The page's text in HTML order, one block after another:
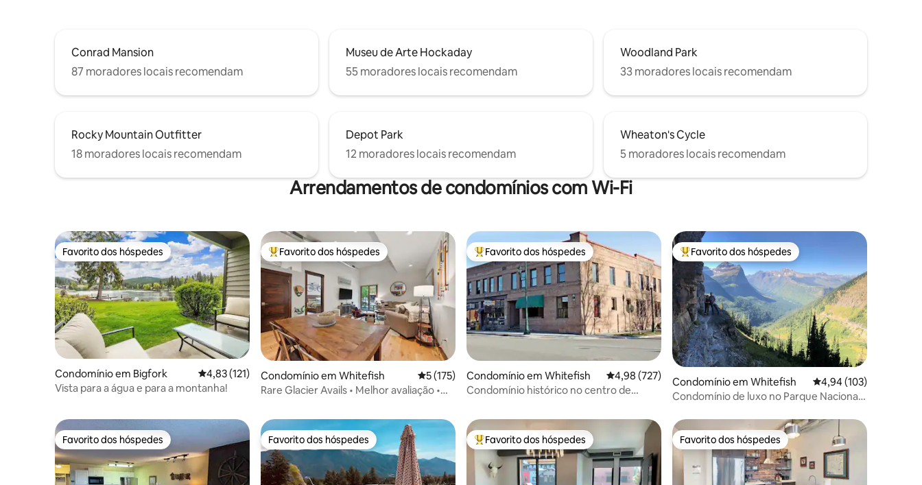
Conrad Mansion
87 moradores locais recomendam
Museu de Arte Hockaday
55 moradores locais recomendam
Woodland Park
33 moradores locais recomendam
Rocky Mountain Outfitter
18 moradores locais recomendam
Depot Park
12 moradores locais recomendam
Wheaton's Cycle
5 moradores locais recomendam
Arrendamentos de condomínios com Wi-Fi
Favorito dos hóspedes
Favorito dos hóspedes
Condomínio em Bigfork Classificação média de 4,83 em 5 estrelas, 121avaliações
4,83 (121)
Vista para a água e para a montanha!
Favoritos dos hóspedes mais apreciados
Favorito dos hóspedes
Condomínio em Whitefish Classificação média de 5 em 5 estrelas, 175avaliações
5 (175)
Rare Glacier Avails • Melhor avaliação •
Favoritos dos hóspedes mais apreciados
Favorito dos hóspedes
Condomínio em Whitefish Classificação média de 4,98 em 5 estrelas, 727avaliações
4,98 (727)
Condomínio histórico no centro de
Favoritos dos hóspedes mais apreciados
Favorito dos hóspedes
Condomínio em Whitefish Classificação média
4,94 (103)
Condomínio de luxo no Parque Nacional
Favorito dos hóspedes
Favorito dos hóspedes Favorito dos hóspedes
Favorito dos hóspedes Favoritos dos hóspedes mais apreciados
Favorito dos hóspedes Favorito dos hóspedes
Favorito dos hóspedes